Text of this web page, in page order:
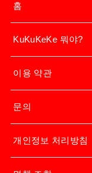
홈
KuKuKeKe 뭐야?
이용 약관
문의
개인정보 처리방침